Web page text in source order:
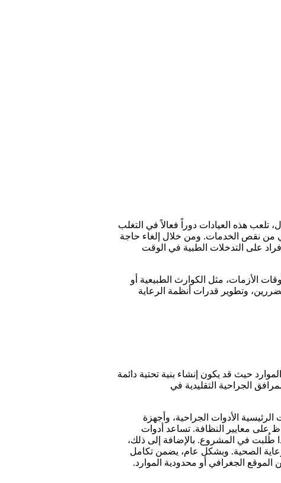
تلعب هذه العيادات دوراً فعالاً في التغلب
من نقص الخدمات. ومن خلال إلغاء حاجة
على التدخلات الطبية في الوقت
الأزمات، مثل الكوارث الطبيعية أو
وتطوير قدرات أنظمة الرعاية
محدودة الموارد حيث قد يكون إنشاء بنية تحتية دائمة
الجراحية التقليدية في
الرئيسية الأدوات الجراحية، وأجهزة
على معايير النظافة. تساعد أدوات
طُلبت في المشروع. بالإضافة إلى ذلك،
الصحية. وبشكل عام، يضمن تكامل
الجغرافي أو محدودية الموارد.